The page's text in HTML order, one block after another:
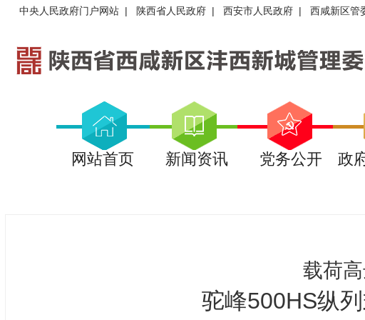
中央人民政府门户网站 | 陕西省人民政府 | 西安市人民政府 | 西咸新区管
网站首页 新闻资讯 党务公开 政
载荷
驼峰500HS纵